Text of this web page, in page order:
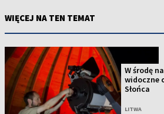
WIĘCEJ NA TEN TEMAT
W środę
widoczne
Słońca
LITWA